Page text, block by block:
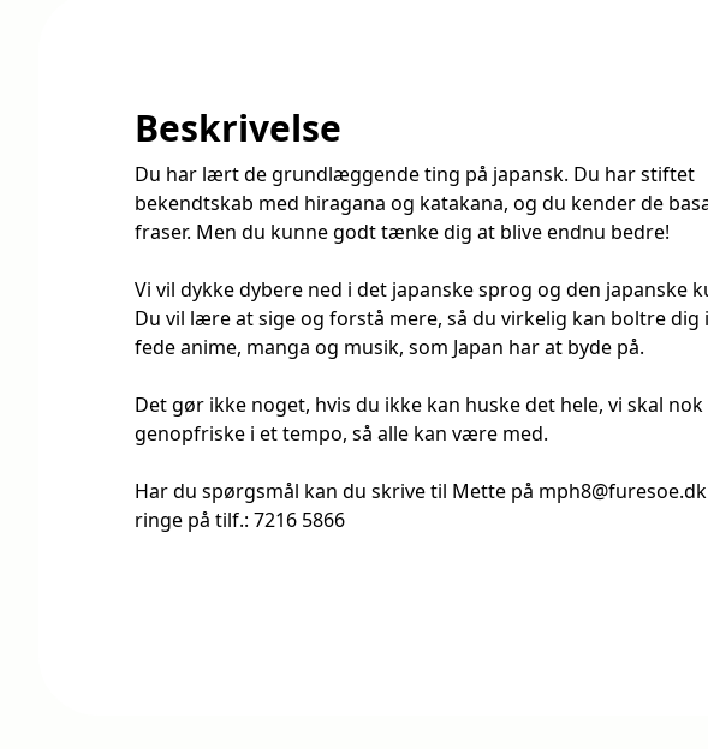
Beskrivelse
Du har lært de grundlæggende ting på japansk. Du har stiftet
bekendtskab med hiragana og katakana, og du kender de
fraser. Men du kunne godt tænke dig at blive endnu bedre!
Vi vil dykke dybere ned i det japanske sprog og den japanske
Du vil lære at sige og forstå mere, så du virkelig kan boltre dig
fede anime, manga og musik, som Japan har at byde på.
Det gør ikke noget, hvis du ikke kan huske det hele, vi skal nok
genopfriske i et tempo, så alle kan være med.
Har du spørgsmål kan du skrive til Mette på
ringe på tilf.: 7216 5866